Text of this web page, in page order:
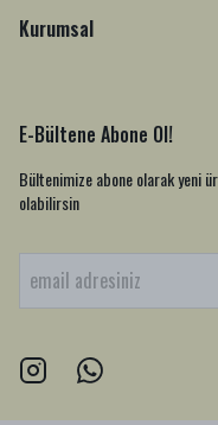
Kurumsal
E-Bültene Abone Ol!
Bültenimize abone olarak yeni
olabilirsin